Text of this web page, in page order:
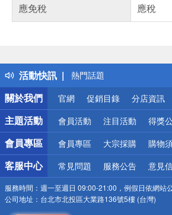
應免稅
應稅
活動快訊
得獎公告
熱門話題
銀行優惠
偏遠地區配送
詐騙網頁！請小心！
關於我們
官網 促銷目錄 分店資訊
主題活動 會員活動 注目活動 得獎
會員專區 會員專區 大宗採購 購物
客服中心 常見問題 服務公告 意見
服務時間： 週一至週日 09:00-21:00，例假日依網站
公司地址： 台北市北投區大業路136號5樓 (台灣)